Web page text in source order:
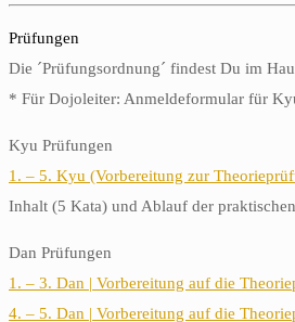
Prüfungen
Die ´Prüfungsordnung´ findest Du im
* Für Dojoleiter: Anmeldeformular für
Kyu Prüfungen
1. – 5. Kyu (Vorbereitung zur
Inhalt (5 Kata) und Ablauf der
Dan Prüfungen
1. – 3. Dan | Vorbereitung auf die
4. – 5. Dan | Vorbereitung auf die